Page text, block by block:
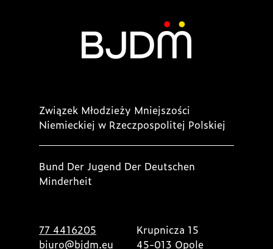
Związek Młodzieży Mniejszości
Niemieckiej w Rzeczpospolitej Polskiej
Bund Der Jugend Der Deutschen
Minderheit
77 4416205
biuro@bjdm.eu
Krupnicza 15
45-013 Opole